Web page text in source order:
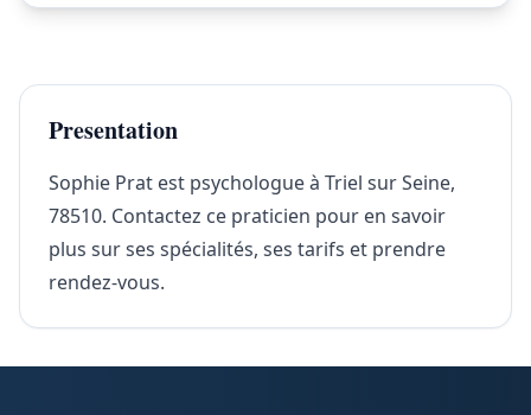
Presentation
Sophie Prat est psychologue à Triel sur Seine,
78510. Contactez ce praticien pour en savoir
plus sur ses spécialités, ses tarifs et prendre
rendez-vous.